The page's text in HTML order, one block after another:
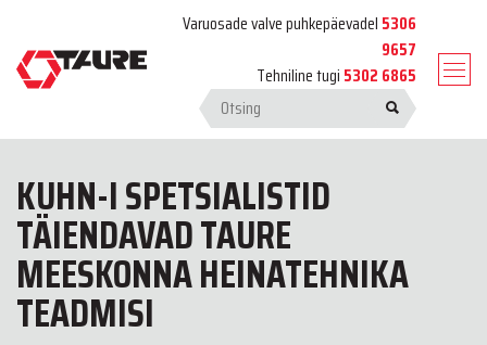
Varuosade valve puhkepäevadel 5306
9657
Tehniline tugi 5302 6865
KUHN-I SPETSIALISTID
TÄIENDAVAD TAURE
MEESKONNA HEINATEHNIKA
TEADMISI